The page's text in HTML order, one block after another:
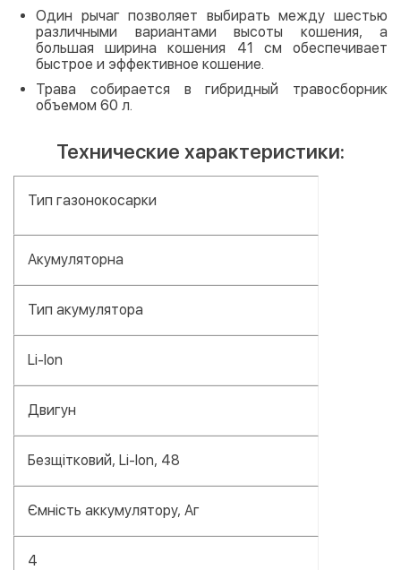
Один рычаг позволяет выбирать между шестью
различными вариантами высоты кошения, а
большая ширина кошения 41 см обеспечивает
быстрое и эффективное кошение.
Трава собирается в гибридный травосборник
объемом 60 л.
Технические характеристики:
Тип газонокосарки
Акумуляторна
Тип акумулятора
Li-Ion
Двигун
Безщітковий, Li-Ion, 48
Ємність аккумулятору, Аг
4